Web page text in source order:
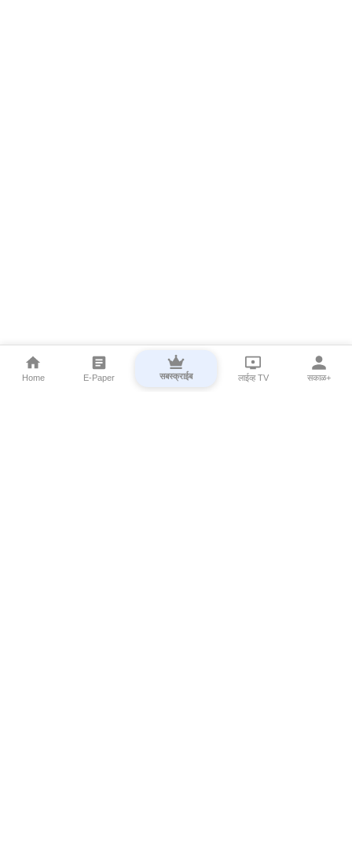
Home E-Paper सबस्क्राईब लाईव्ह TV सकाळ+